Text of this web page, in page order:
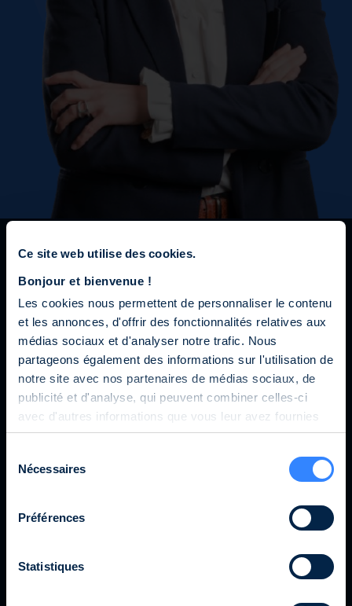
Ce site web utilise des cookies.
Bonjour et bienvenue !
Les cookies nous permettent de personnaliser le contenu
et les annonces, d'offrir des fonctionnalités relatives aux
médias sociaux et d'analyser notre trafic. Nous
partageons également des informations sur l'utilisation de
notre site avec nos partenaires de médias sociaux, de
publicité et d'analyse, qui peuvent combiner celles-ci
avec d'autres informations que vous leur avez fournies
ou qu'ils ont collectées lors de votre utilisation de leurs
Nécessaires
Préférences
Statistiques
Mon équipe
Une tentative de fraude avec usurpation du
nom Ofi Invest est actuellement en cours.
proposition d’investissement émanant de
Invest. Par mesure de précaution, si vous
cette description, nous vous recommandons
de ne pas y répondre, de ne pas
communiquer vos informations personnelles,